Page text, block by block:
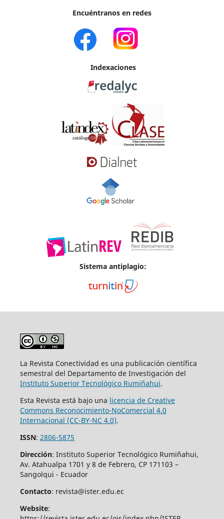
Encuéntranos en redes
Indexaciones
Sistema antiplagio:
La Revista Conectividad es una publicación científica
semestral del Departamento de Investigación del
Instituto Superior Tecnológico Rumiñahui.
Esta Revista está bajo una licencia de Creative
Commons Reconocimiento-NoComercial 4.0
Internacional (CC-BY-NC 4.0).
ISSN: 2806-5875
Dirección: Instituto Superior Tecnológico Rumiñahui,
Av. Atahualpa 1701 y 8 de Febrero, CP 171103 –
Sangolqui - Ecuador
Contacto: revista@ister.edu.ec
Website: